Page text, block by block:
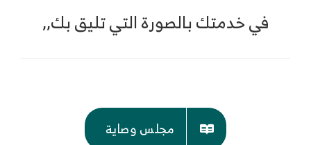
تواصل معنا
في خدمتك بالصورة التي تليق بك,,
مجلس وصاية